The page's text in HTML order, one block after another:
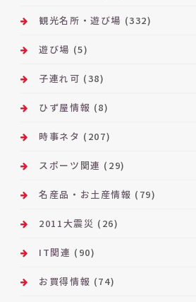
観光名所・遊び場 (332)
遊び場 (5)
子連れ可 (38)
ひず屋情報 (8)
時事ネタ (207)
スポーツ関連 (29)
名産品・お土産情報 (79)
2011大震災 (26)
IT関連 (90)
お買得情報 (74)